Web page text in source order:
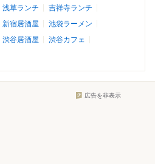
浅草ランチ
吉祥寺ランチ
新宿居酒屋
池袋ラーメン
渋谷居酒屋
渋谷カフェ
広告を非表示